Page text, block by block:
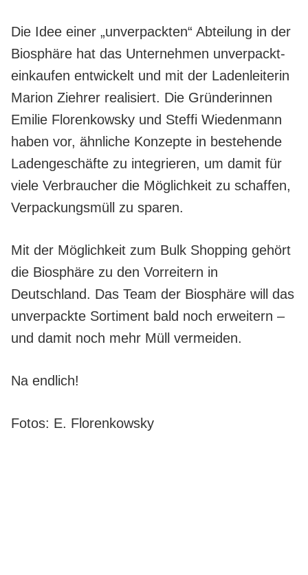
Die Idee einer „unverpackten“ Abteilung in der
Biosphäre hat das Unternehmen unverpackt-
einkaufen entwickelt und mit der Ladenleiterin
Marion Ziehrer realisiert. Die Gründerinnen
Emilie Florenkowsky und Steffi Wiedenmann
haben vor, ähnliche Konzepte in bestehende
Ladengeschäfte zu integrieren, um damit für
viele Verbraucher die Möglichkeit zu schaffen,
Verpackungsmüll zu sparen.
Mit der Möglichkeit zum Bulk Shopping gehört
die Biosphäre zu den Vorreitern in
Deutschland. Das Team der Biosphäre will das
unverpackte Sortiment bald noch erweitern –
und damit noch mehr Müll vermeiden.
Na endlich!
Fotos: E. Florenkowsky